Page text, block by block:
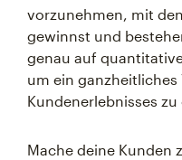
vorzunehmen, mit
gewinnst und
genau auf
um ein ganzheitliches
Kundenerlebnisses zu
Mache deine Kunden